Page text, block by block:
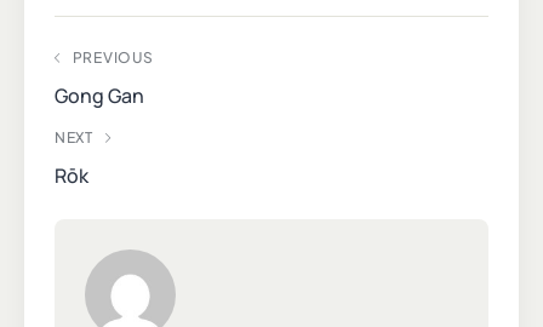
PREVIOUS
Gong Gan
NEXT
Rōk